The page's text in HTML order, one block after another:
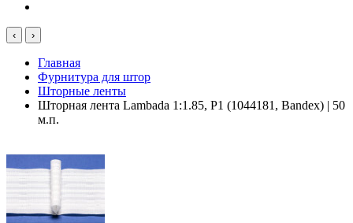
‹ ›
Главная
Фурнитура для штор
Шторные ленты
Шторная лента Lambada 1:1.85, P1 (1044181, Bandex) | 50
м.п.